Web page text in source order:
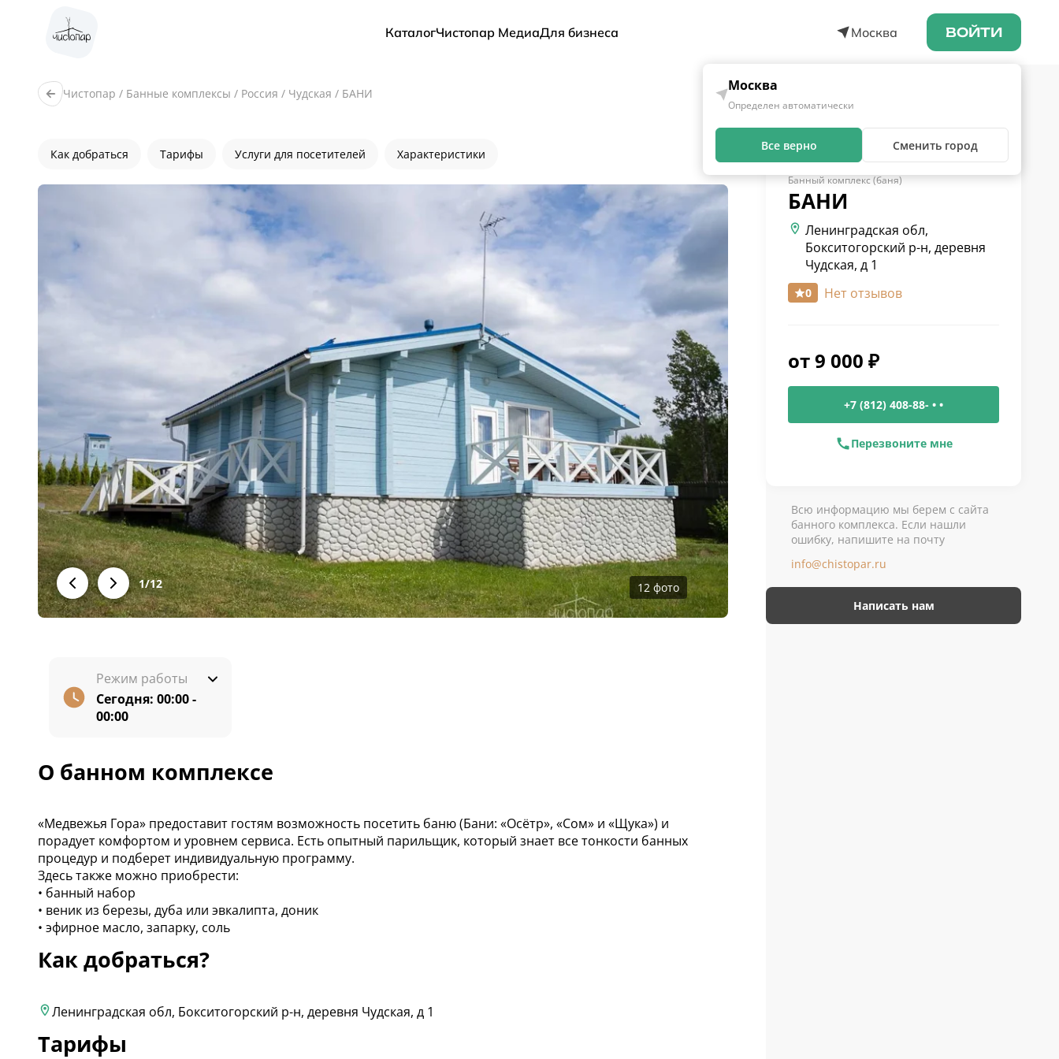
КаталогЧистопар МедиаДля бизнеса Москва ВОЙТИ
Москва
Определен автоматически
Все верно Сменить город
Чистопар / Банные комплексы / Россия / Чудская / БАНИ
Как добраться Тарифы Услуги для посетителей Характеристики
1/12 12 фото
Режим работы
Сегодня: 00:00 -
00:00
О банном комплексе
«Медвежья Гора» предоставит гостям возможность посетить баню (Бани: «Осётр», «Сом» и «Щука») и
порадует комфортом и уровнем сервиса. Есть опытный парильщик, который знает все тонкости банных
процедур и подберет индивидуальную программу.
Здесь также можно приобрести:
• банный набор
• веник из березы, дуба или эвкалипта, доник
• эфирное масло, запарку, соль
Как добраться?
Ленинградская обл, Бокситогорский р-н, деревня Чудская, д 1
Тарифы
Банный комплекс (баня)
БАНИ
Ленинградская обл,
Бокситогорский р-н, деревня
Чудская, д 1
0 Нет отзывов
от9 000 ₽
+7 (812) 408-88- • •
Перезвоните мне
Всю информацию мы берем с сайта
банного комплекса. Если нашли
ошибку, напишите на почту
info@chistopar.ru
Написать нам